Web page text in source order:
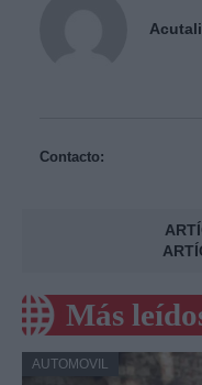
Contacto:
Más
AUTOMOVIL